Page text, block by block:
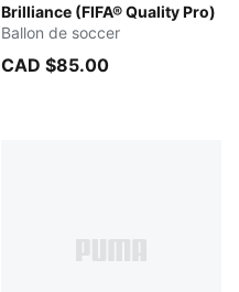
Brilliance (FIFA® Quality Pro)
Ballon de soccer
CAD $85.00